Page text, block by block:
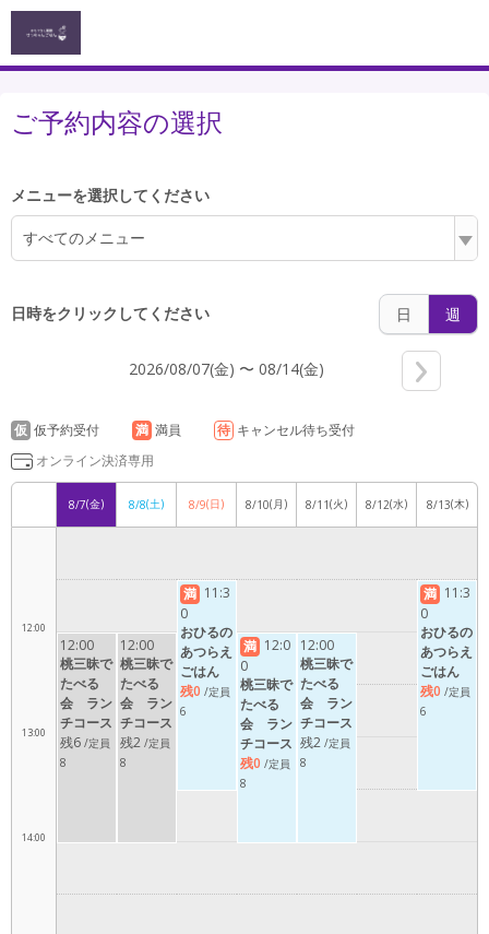
ご予約内容の選択
メニューを選択してください
すべてのメニュー
日時をクリックしてください 日 週
2026/08/07(金) 〜 08/14(金)
仮 仮予約受付 満 満員 待 キャンセル待ち受付
オンライン決済専用
8/7(金) 8/8(土) 8/9(日) 8/10(月) 8/11(火) 8/12(水) 8/13(木)
9:00
10:00
12:00
13:00
14:00
12:00
桃三昧で
たべる
会 ラン
チコース
残6 /定員
8
12:00
桃三昧で
たべる
会 ラン
チコース
残2 /定員
8
満 11:3
0
おひるの
あつらえ
ごはん
残0 /定員
6
満 12:0
0
桃三昧で
たべる
会 ラン
チコース
残0 /定員
8
12:00
桃三昧で
たべる
会 ラン
チコース
残2 /定員
8
満 11:3
0
おひるの
あつらえ
ごはん
残0 /定員
6